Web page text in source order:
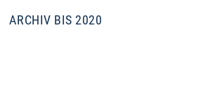
ARCHIV BIS 2020